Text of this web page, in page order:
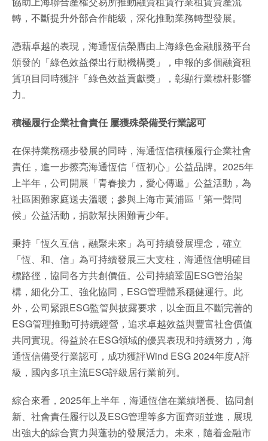
轉，不斷提升外部合作能級，深化推動業務轉型發展。
憑藉卓越的表現，海通恆信榮膺由上海綠色金融服務平台
頒發的「綠色效益傑出行動機構獎」，申報的多個融資租
賃項目同時獲評「綠色效益貢獻獎」，彰顯行業標杆影響
力。
積極履行企業社會責任 屢獲殊榮備受行業認可
在保持業務穩步發展的同時，海通恆信積極履行企業社會
責任，進一步擦亮海通恆信「恆初心」公益品牌。2025年
上半年，公司開展「青春接力，愛心傳遞」公益活動，為
社區困難家庭送去溫暖；參與上海市黃浦區「第一聲問
候」公益活動，捐款幫扶困難青少年。
秉持「恆久互信，融聚未來」為可持續發展理念，確立
「恆、和、信」為可持續發展三大支柱，海通恆信明確目
標路徑，協同各方共創價值。公司持續鞏固ESG管治架
構，細化分工、強化協同，ESG管理體系穩健運行。此
外，公司緊跟ESG監管與披露要求，以全面且不斷完善的
ESG管理推動可持續經營，追求卓越效益與豐富社會價值
共同實現。得益於在ESG領域的優異表現和持續努力，海
通恆信備受行業認可，成功獲評Wind ESG 2024年度A評
級，國內多項主流ESG評級居行業前列。
綜合來看，2025年上半年，海通恆信在業績增長、協同創
新、社會責任履行以及ESG管理等多方面齊頭並進，展現
出強大的綜合實力與蓬勃的發展活力。未來，隨着金融市